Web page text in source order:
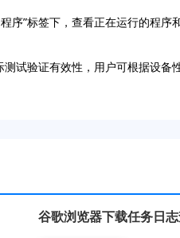
序”标签下，查看正在运行的程
试验证有效性，用户可根据设
谷歌浏览器下载任务日